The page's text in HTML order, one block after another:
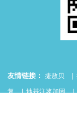
友情链接： 捷敖贝
复
地基注浆加固